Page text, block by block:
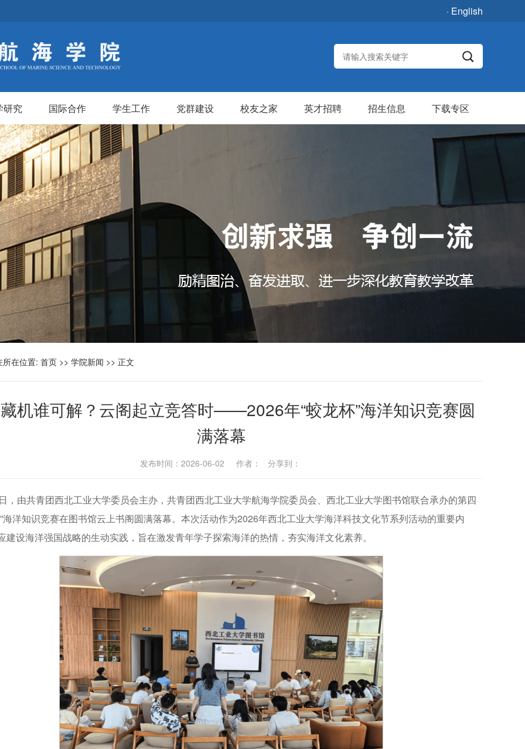
· English
研究 国际合作 学生工作 党群建设 校友之家 英才招聘 招生信息 下载专区
所在位置: 首页 >> 学院新闻 >> 正文
机谁可解？云阁起立竞答时——2026年“蛟龙杯”海洋知识竞赛圆
满落幕
发布时间：2026-06-02 作者： 分享到：
，由共青团西北工业大学委员会主办，共青团西北工业大学航海学院委员会、西北工业大学图书馆联合承办的第四
海洋知识竞赛在图书馆云上书阁圆满落幕。本次活动作为2026年西北工业大学海洋科技文化节系列活动的重要内
建设海洋强国战略的生动实践，旨在激发青年学子探索海洋的热情，夯实海洋文化素养。